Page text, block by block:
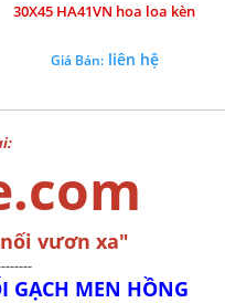
30X45 HA41VN hoa loa kèn
Giá Bán:liên hệ
xa"
GẠCH MEN HỒNG